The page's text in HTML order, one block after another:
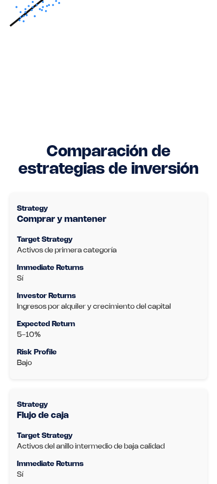
Comparación de
estrategias de inversión
Comprar y mantener
Activos de primera categoría
Sí
Ingresos por alquiler y crecimiento del capital
5-10%
Bajo
Flujo de caja
Activos del anillo intermedio de baja calidad
Sí